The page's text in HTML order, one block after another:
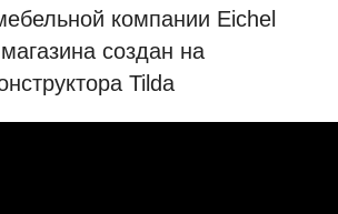
компании Eichel
создан на
Tilda